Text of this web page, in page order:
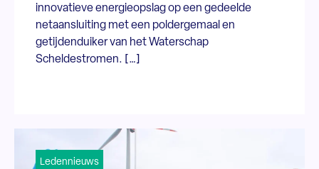
innovatieve energieopslag op een gedeelde
netaansluiting met een poldergemaal en
getijdenduiker van het Waterschap
Scheldestromen. […]
Ledennieuws